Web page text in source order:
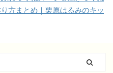
方まとめ｜栗原はるみのキッ